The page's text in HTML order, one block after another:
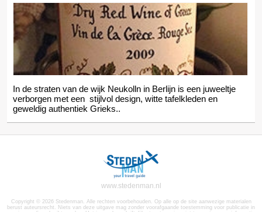
In de straten van de wijk Neukolln in Berlijn is een juweeltje
verborgen met een stijlvol design, witte tafelkleden en
geweldig authentiek Grieks..
www.stedenman.nl
Copyright © 2026 Stedenman. Alle rechten voorbehouden. Op alle op de site aanwezige materialen
berust auteursrecht. Niets van deze uitgave mag zonder voorafgaande toestemming voor publicatie in